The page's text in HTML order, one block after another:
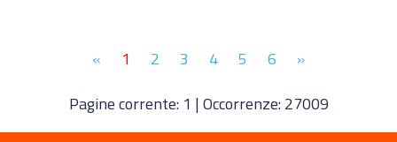
« 1 2 3 4 5 6
»
Pagine corrente: 1 | Occorrenze: 27009